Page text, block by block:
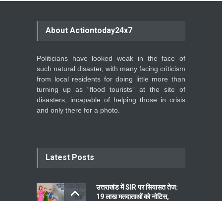
About Actiontoday24x7
Politicians have looked weak in the face of
such natural disaster, with many facing criticism
from local residents for doing little more than
turning up as “flood tourists” at the site of
disasters, incapable of helping those in crisis
and only there for a photo.
Latest Posts
उत्तराखंड में SIR पर सियासत तेज:
19 लाख मतदाताओं को नोटिस,